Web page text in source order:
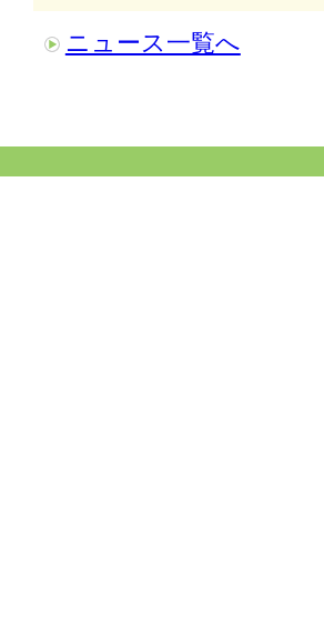
ニュース一覧へ